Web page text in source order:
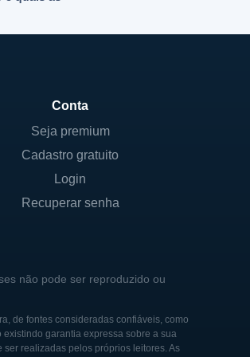
Conta
Seja premium
Cadastro gratuito
Login
Recuperar senha
não pode ser reproduzido ou
de fontes consideradas confiáveis, como
garantia expressa sobre a sua
realizadas pelos próprios leitores. As